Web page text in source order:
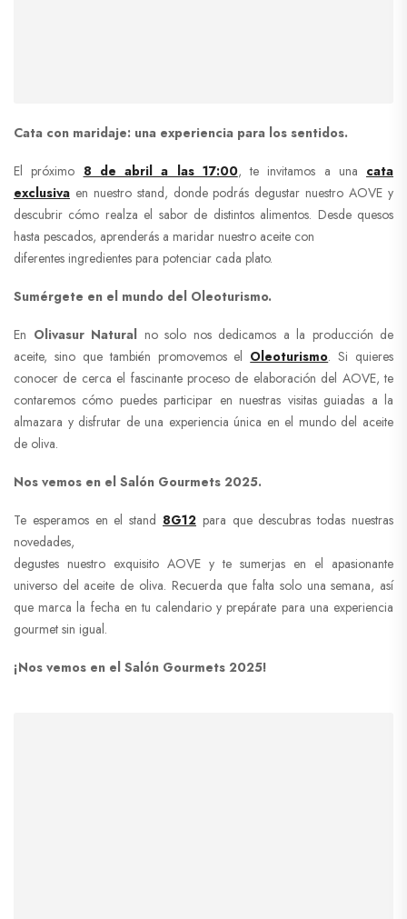
Cata con maridaje: una experiencia para los sentidos.
El próximo 8 de abril a las 17:00, te invitamos a una cata
exclusiva en nuestro stand, donde podrás degustar nuestro AOVE y
descubrir cómo realza el sabor de distintos alimentos. Desde quesos
hasta pescados, aprenderás a maridar nuestro aceite con
diferentes ingredientes para potenciar cada plato.
Sumérgete en el mundo del Oleoturismo.
En Olivasur Natural no solo nos dedicamos a la producción de
aceite, sino que también promovemos el Oleoturismo. Si quieres
conocer de cerca el fascinante proceso de elaboración del AOVE, te
contaremos cómo puedes participar en nuestras visitas guiadas a la
almazara y disfrutar de una experiencia única en el mundo del aceite
de oliva.
Nos vemos en el Salón Gourmets 2025.
Te esperamos en el stand 8G12 para que descubras todas nuestras
novedades,
degustes nuestro exquisito AOVE y te sumerjas en el apasionante
universo del aceite de oliva. Recuerda que falta solo una semana, así
que marca la fecha en tu calendario y prepárate para una experiencia
gourmet sin igual.
¡Nos vemos en el Salón Gourmets 2025!